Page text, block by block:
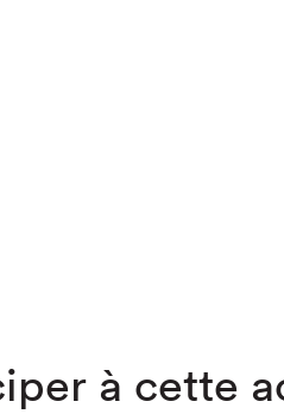
à cette